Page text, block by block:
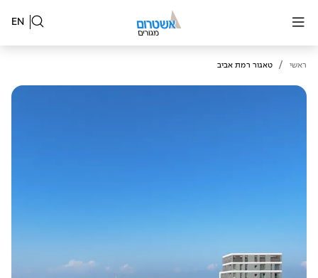
EN
ראשי / טאגור רמת אביב